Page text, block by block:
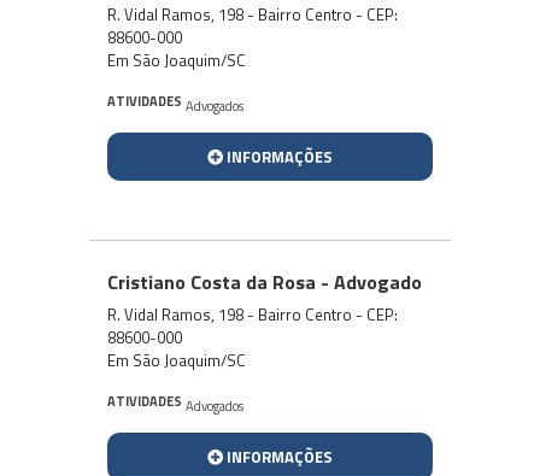
R. Vidal Ramos, 198 - Bairro Centro - CEP:
88600-000
Em São Joaquim/SC
ATIVIDADES Advogados
INFORMAÇÕES
Cristiano Costa da Rosa - Advogado
R. Vidal Ramos, 198 - Bairro Centro - CEP:
88600-000
Em São Joaquim/SC
ATIVIDADES Advogados
INFORMAÇÕES